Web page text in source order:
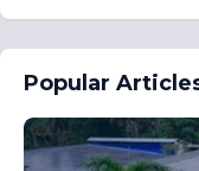
Popular